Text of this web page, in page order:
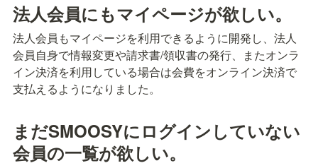
法人会員にもマイページが欲しい。
法人会員もマイページを利用できるように開発し、法人
会員自身で情報変更や請求書/領収書の発行、またオンラ
イン決済を利用している場合は会費をオンライン決済で
支払えるようになりました。
まだSMOOSYにログインしていない
会員の一覧が欲しい。